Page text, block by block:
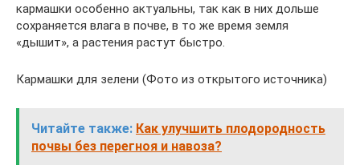
кармашки особенно актуальны, так как в них дольше
сохраняется влага в почве, в то же время земля
«дышит», а растения растут быстро.
Кармашки для зелени (Фото из открытого источника)
Читайте также: Как улучшить плодородность
почвы без перегноя и навоза?